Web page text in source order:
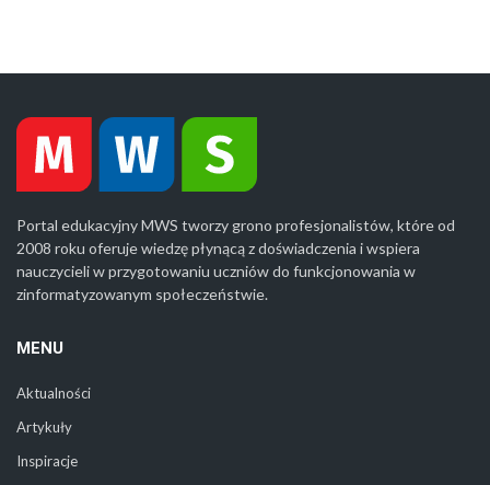
Portal edukacyjny MWS tworzy grono profesjonalistów, które od
2008 roku oferuje wiedzę płynącą z doświadczenia i wspiera
nauczycieli w przygotowaniu uczniów do funkcjonowania w
zinformatyzowanym społeczeństwie.
MENU
Aktualności
Artykuły
Inspiracje